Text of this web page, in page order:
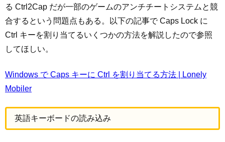
る Ctrl2Cap だが一部のゲームのアンチチートシステムと競
合するという問題点もある。以下の記事で Caps Lock に
Ctrl キーを割り当てるいくつかの方法を解説したので参照
してほしい。
Windows で Caps キーに Ctrl を割り当てる方法 | Lonely
Mobiler
英語キーボードの読み込み